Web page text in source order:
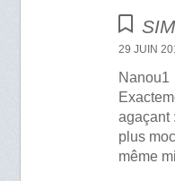
29 JUIN
Nanou1
agaçant
plus
même